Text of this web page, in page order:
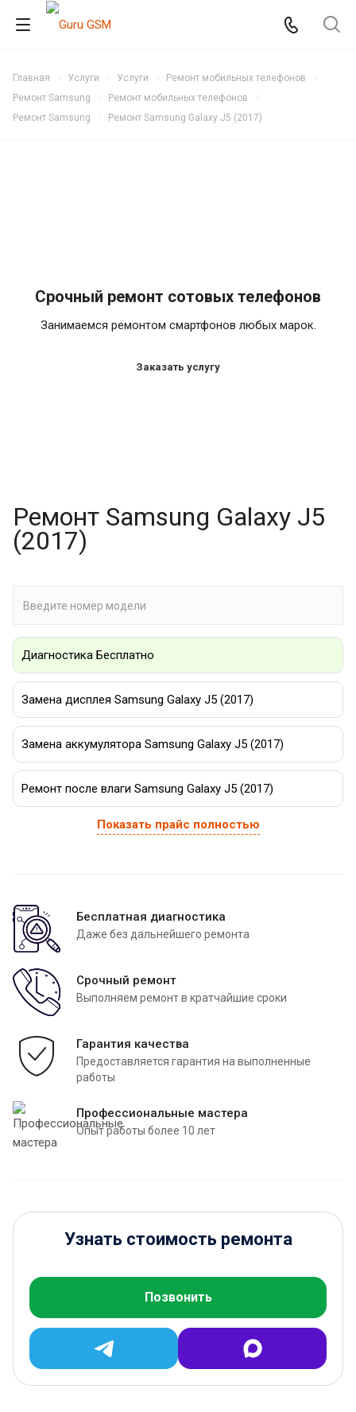
Главная Услуги Услуги
Ремонт мобильных телефонов
Ремонт Samsung
Ремонт мобильных телефонов
Ремонт Samsung
Ремонт Samsung Galaxy J5 (2017)
Срочный ремонт сотовых телефонов
Занимаемся ремонтом смартфонов любых марок.
Заказать услугу
Ремонт Samsung Galaxy J5
(2017)
Диагностика Бесплатно
Замена дисплея Samsung Galaxy J5 (2017)
Замена аккумулятора Samsung Galaxy J5 (2017)
Ремонт после влаги Samsung Galaxy J5 (2017)
Показать прайс полностью
Бесплатная диагностика
Даже без дальнейшего ремонта
Срочный ремонт
Выполняем ремонт в кратчайшие сроки
Гарантия качества
Предоставляется гарантия на выполненные
работы
Профессиональные мастера
Опыт работы более 10 лет
Узнать стоимость ремонта
Позвонить